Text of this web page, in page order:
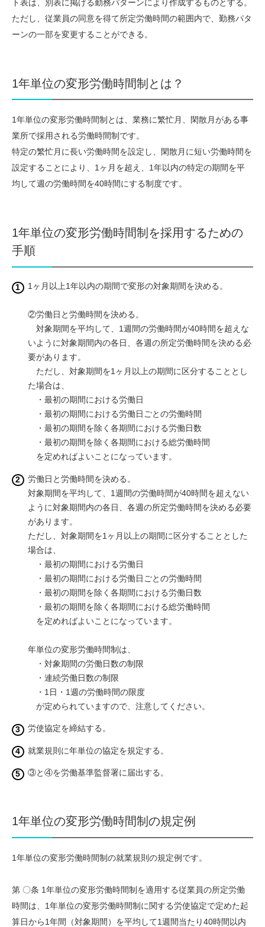
ト表は、別表に掲げる勤務パターンにより作成するものとする。
ただし、従業員の同意を得て所定労働時間の範囲内で、勤務パタ
ーンの一部を変更することができる。
1年単位の変形労働時間制とは？
1年単位の変形労働時間制とは、業務に繁忙月、閑散月がある事
業所で採用される労働時間制です。
特定の繁忙月に長い労働時間を設定し、閑散月に短い労働時間を
設定することにより、1ヶ月を超え、1年以内の特定の期間を平
均して週の労働時間を40時間にする制度です。
1年単位の変形労働時間制を採用するための
手順
1ヶ月以上1年以内の期間で変形の対象期間を決める。
②労働日と労働時間を決める。
対象期間を平均して、1週間の労働時間が40時間を超えな
いように対象期間内の各日、各週の所定労働時間を決める必
要があります。
ただし、対象期間を1ヶ月以上の期間に区分することとし
た場合は、
・最初の期間における労働日
・最初の期間における労働日ごとの労働時間
・最初の期間を除く各期間における労働日数
・最初の期間を除く各期間における総労働時間
を定めればよいことになっています。
労働日と労働時間を決める。
対象期間を平均して、1週間の労働時間が40時間を超えない
ように対象期間内の各日、各週の所定労働時間を決める必要
があります。
ただし、対象期間を1ヶ月以上の期間に区分することとした
場合は、
・最初の期間における労働日
・最初の期間における労働日ごとの労働時間
・最初の期間を除く各期間における労働日数
・最初の期間を除く各期間における総労働時間
を定めればよいことになっています。
年単位の変形労働時間制は、
・対象期間の労働日数の制限
・連続労働日数の制限
・1日・1週の労働時間の限度
が定められていますので、注意してください。
労使協定を締結する。
就業規則に年単位の協定を規定する。
③と④を労働基準監督署に届出する。
1年単位の変形労働時間制の規定例
1年単位の変形労働時間制の就業規則の規定例です。
第 〇条 1年単位の変形労働時間制を適用する従業員の所定労働
時間は、1年単位の変形労働時間制に関する労使協定で定めた起
算日から1年間（対象期間）を平均して1週間当たり40時間以内